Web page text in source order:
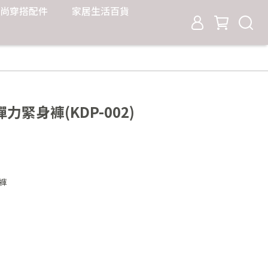
穿搭配件
家居生活百貨
力緊身褲(KDP-002)